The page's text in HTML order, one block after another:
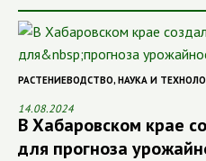
РАСТЕНИЕВОДСТВО, НАУКА И
14.08.2024
В Хабаровском крае
для прогноза